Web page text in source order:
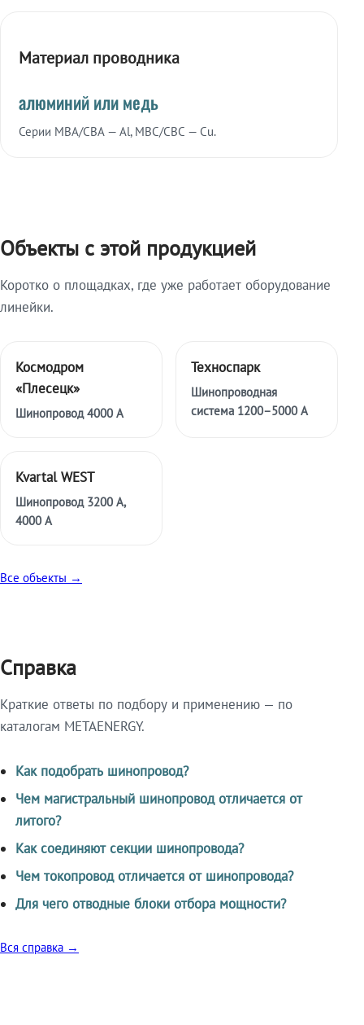
Материал проводника
алюминий или медь
Серии МВА/СВА — Al, МВС/СВС — Cu.
Объекты с этой продукцией
Коротко о площадках, где уже работает оборудование
линейки.
Космодром
«Плесецк»
Шинопровод 4000 А
Техноспарк
Шинопроводная
система 1200–5000 А
Kvartal WEST
Шинопровод 3200 А,
4000 А
Все объекты →
Справка
Краткие ответы по подбору и применению — по
каталогам METAENERGY.
Как подобрать шинопровод?
Чем магистральный шинопровод отличается от
литого?
Как соединяют секции шинопровода?
Чем токопровод отличается от шинопровода?
Для чего отводные блоки отбора мощности?
Вся справка →